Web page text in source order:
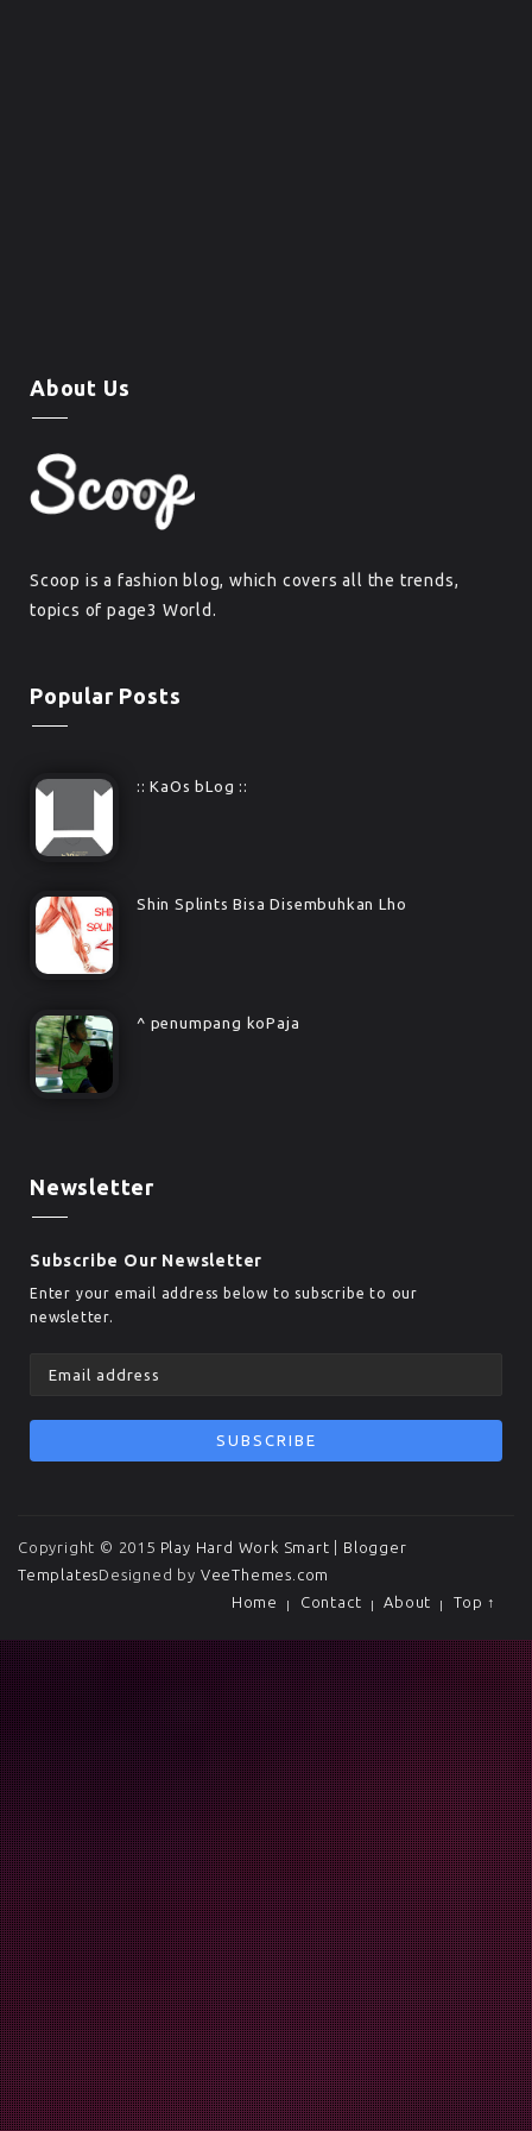
About Us
Scoop is a fashion blog, which covers all the trends,
topics of page3 World.
Popular Posts
:: KaOs bLog ::
Shin Splints Bisa Disembuhkan Lho
^ penumpang koPaja
Newsletter
Subscribe Our Newsletter
Enter your email address below to subscribe to our
newsletter.
Copyright © 2015 Play Hard Work Smart
Blogger
TemplatesDesigned by VeeThemes.com
Home
Contact About Top ↑